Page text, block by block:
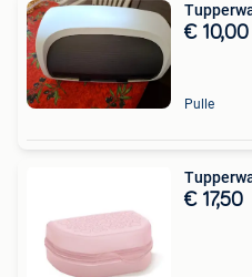
€ 10,00
Pulle
€ 17,50